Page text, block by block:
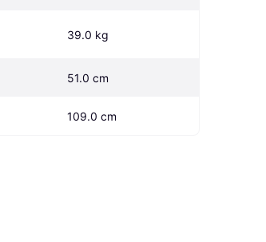
39.0 kg
51.0 cm
109.0 cm